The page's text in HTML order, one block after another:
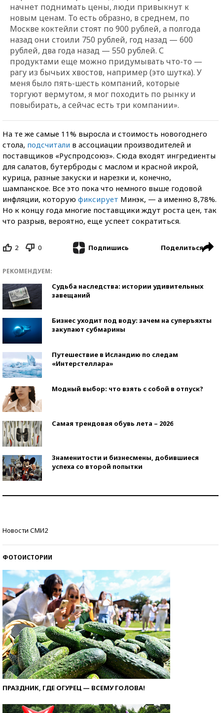
начнет поднимать цены, люди привыкнут к
новым ценам. То есть образно, в среднем, по
Москве коктейли стоят по 900 рублей, а полгода
назад они стоили 750 рублей, год назад — 600
рублей, два года назад — 550 рублей. С
продуктами еще можно придумывать что-то —
рагу из бычьих хвостов, например (это шутка). У
меня было пять-шесть компаний, которые
торгуют вермутом, я мог походить по рынку и
повыбирать, а сейчас есть три компании».
На те же самые 11% выросла и стоимость новогоднего
стола, подсчитали в ассоциации производителей и
поставщиков «Руспродсоюз». Сюда входят ингредиенты
для салатов, бутерброды с маслом и красной икрой,
курица, разные закуски и нарезки и, конечно,
шампанское. Все это пока что немного выше годовой
инфляции, которую фиксирует Минэк, — а именно 8,78%.
Но к концу года многие поставщики ждут роста цен, так
что разрыв, вероятно, еще успеет сократиться.
2 0 Подпишись Поделиться
РЕКОМЕНДУЕМ:
Судьба наследства: истории удивительных
завещаний
Бизнес уходит под воду: зачем на суперъяхты
закупают субмарины
Путешествие в Исландию по следам
«Интерстеллара»
Модный выбор: что взять с собой в отпуск?
Самая трендовая обувь лета – 2026
Знаменитости и бизнесмены, добившиеся
успеха со второй попытки
Новости СМИ2
ФОТОИСТОРИИ
ПРАЗДНИК, ГДЕ ОГУРЕЦ — ВСЕМУ ГОЛОВА!